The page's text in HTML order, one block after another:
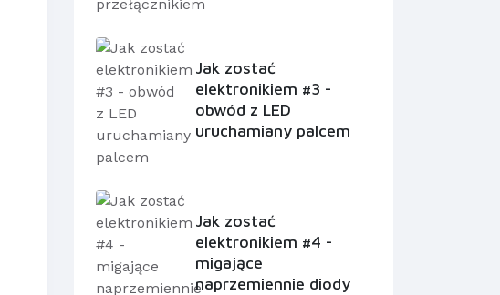
Jak zostać
elektronikiem #3 -
obwód z LED
uruchamiany palcem
Jak zostać
elektronikiem #4 -
migające
naprzemiennie diody